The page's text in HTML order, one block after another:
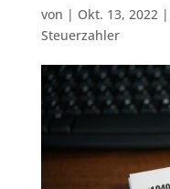
von | Okt. 13, 2022|
Steuerzahler